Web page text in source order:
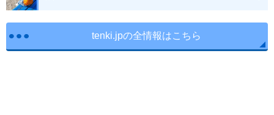
tenki.jpの全情報はこちら